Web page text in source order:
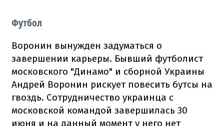
Футбол
Воронин вынужден задуматься о
завершении карьеры. Бывший футболист
московского "Динамо" и сборной Украины
Андрей Воронин рискует повесить бутсы на
гвоздь. Сотрудничество украинца с
московской командой завершилась 30
июня и на данный момент у него нет